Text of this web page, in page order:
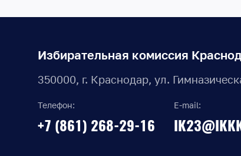
Избирательная комиссия
350000, г. Краснодар, ул.
Телефон:
+7 (861) 268-29-16
E-mail: